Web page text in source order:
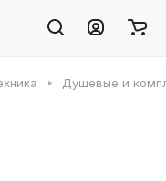
Душевые и